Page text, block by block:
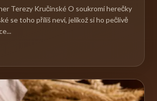
Terezy Kručinské O soukromí herečky
se toho příliš neví, jelikož si ho pečlivě